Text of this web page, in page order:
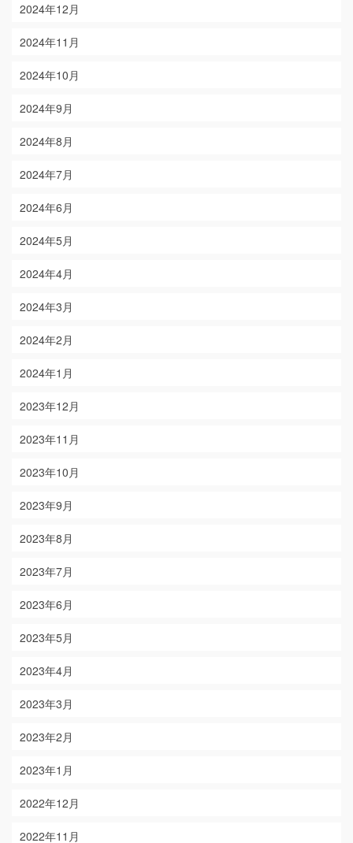
2024年12月
2024年11月
2024年10月
2024年9月
2024年8月
2024年7月
2024年6月
2024年5月
2024年4月
2024年3月
2024年2月
2024年1月
2023年12月
2023年11月
2023年10月
2023年9月
2023年8月
2023年7月
2023年6月
2023年5月
2023年4月
2023年3月
2023年2月
2023年1月
2022年12月
2022年11月